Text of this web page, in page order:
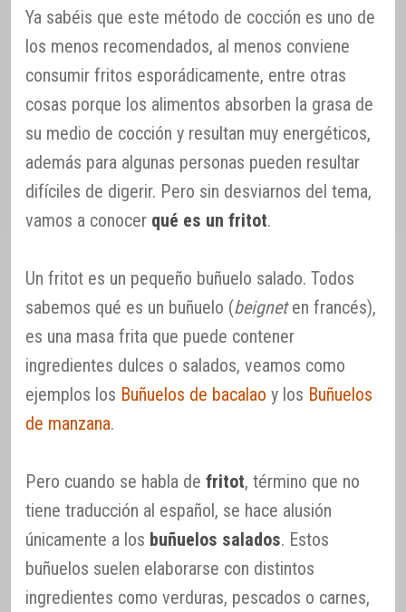
Ya sabéis que este método de cocción es uno de
los menos recomendados, al menos conviene
consumir fritos esporádicamente, entre otras
cosas porque los alimentos absorben la grasa de
su medio de cocción y resultan muy energéticos,
además para algunas personas pueden resultar
difíciles de digerir. Pero sin desviarnos del tema,
vamos a conocer qué es un fritot.
Un fritot es un pequeño buñuelo salado. Todos
sabemos qué es un buñuelo (beigneten francés),
es una masa frita que puede contener
ingredientes dulces o salados, veamos como
ejemplos los Buñuelos de bacalao y los Buñuelos
de manzana.
Pero cuando se habla de fritot, término que no
tiene traducción al español, se hace alusión
únicamente a los buñuelos salados. Estos
buñuelos suelen elaborarse con distintos
ingredientes como verduras, pescados o carnes,